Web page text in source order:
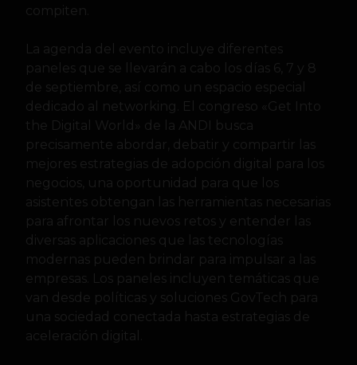
compiten.
La agenda del evento incluye diferentes
paneles que se llevarán a cabo los días 6, 7 y 8
de septiembre, así como un espacio especial
dedicado al networking. El congreso «Get Into
the Digital World» de la ANDI busca
precisamente abordar, debatir y compartir las
mejores estrategias de adopción digital para los
negocios, una oportunidad para que los
asistentes obtengan las herramientas necesarias
para afrontar los nuevos retos y entender las
diversas aplicaciones que las tecnologías
modernas pueden brindar para impulsar a las
empresas. Los paneles incluyen temáticas que
van desde políticas y soluciones GovTech para
una sociedad conectada hasta estrategias de
aceleración digital.